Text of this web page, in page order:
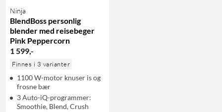
Ninja
BlendBoss personlig
blender med reisebeger
Pink Peppercorn
1 599,-
Finnes i 3 varianter
1100 W-motor knuser is og
frosne bær
3 Auto-iQ-programmer:
Smoothie, Blend, Crush